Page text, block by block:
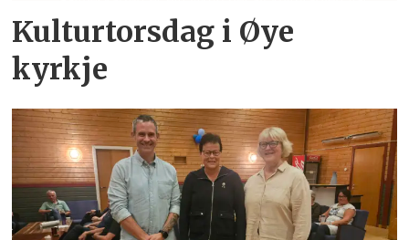
Kulturtorsdag i Øye
kyrkje